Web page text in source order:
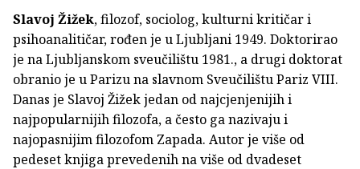
Slavoj Žižek, filozof, sociolog, kulturni kritičar i
psihoanalitičar, rođen je u Ljubljani 1949. Doktorirao
je na Ljubljanskom sveučilištu 1981., a drugi doktorat
obranio je u Parizu na slavnom Sveučilištu Pariz VIII.
Danas je Slavoj Žižek jedan od najcjenjenijih i
najpopularnijih filozofa, a često ga nazivaju i
najopasnijim filozofom Zapada. Autor je više od
pedeset knjiga prevedenih na više od dvadeset